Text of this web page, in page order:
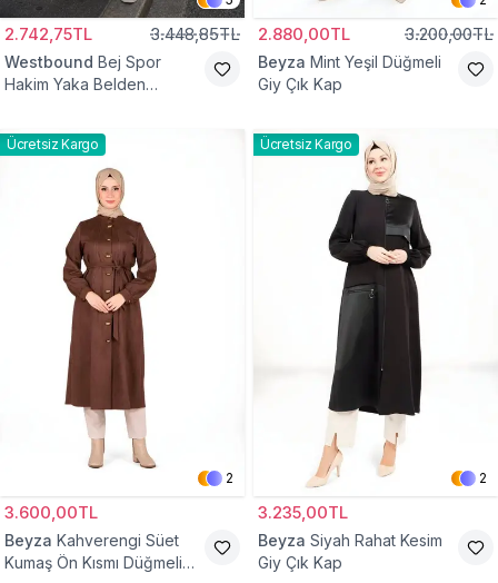
2.742,75TL 3.448,85TL
Westbound Bej Spor
Hakim Yaka Belden
2.880,00TL 3.200,00TL
Beyza Mint Yeşil Düğmeli
Giy Çık Kap
Ücretsiz Kargo
2
3.600,00TL
Beyza Kahverengi Süet
Kumaş Ön Kısmı Düğmeli
Ücretsiz Kargo
2
3.235,00TL
Beyza Siyah Rahat Kesim
Giy Çık Kap